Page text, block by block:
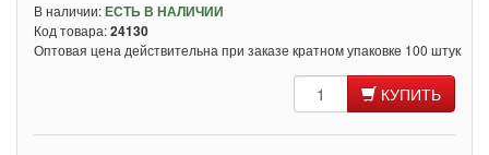
В наличии:ЕСТЬ В НАЛИЧИИ
Код товара:24130
Оптовая цена действительна при заказе кратном упаковке 100 штук
КУПИТЬ